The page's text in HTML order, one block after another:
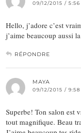
09/12/2015 / 5:56
Hello, j’adore c’est
j’aime beaucoup aussi
RÉPONDRE
MAYA
09/12/2015 / 9:58
Superbe! Ton salon est
tout magnifique. Beau